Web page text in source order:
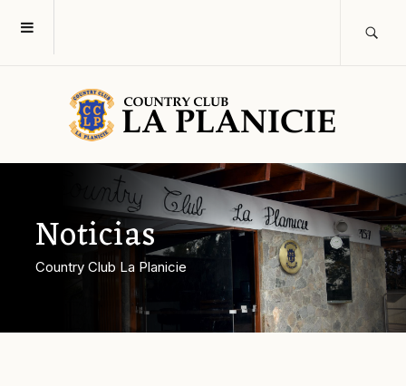
Noticias
Country Club La Planicie